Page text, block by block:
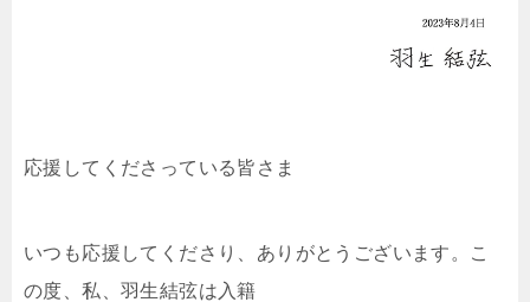
応援してくださっている皆さま
いつも応援してくださり、ありがとうございます。こ
の度、私、羽生結弦は入籍